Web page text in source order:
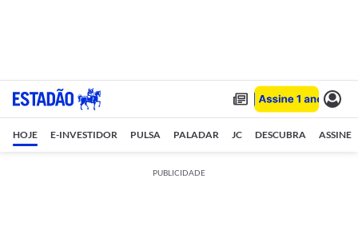
HOJE E-INVESTIDOR PULSA PALADAR JC DESCUBRA ASSINE
PUBLICIDADE